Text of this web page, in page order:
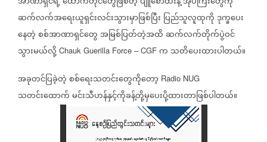
ဆက်လက်အရေးယူရှင်းလင်းသွားမှာဖြစ်ပြီး ပြည်သူလူထုကိုဒုက္ခပေး
နေတဲ့စစ်အာဏာရှင်တွေအမြစ်ပြတ်တဲ့အထိဆက်လက်တိုက်ပွဲဝင်
သွားမယ်လို့ Chauk Guerilla Force – CGF က သတိပေးထားပါတယ်။
အခုတင်ပြခဲ့တဲ့စစ်ရေးသတင်း‌တွေကိုတော့ Radio NUG
သတင်းထောက်မင်းသီဟန်နှင့်ကိုခန့်တို့မှပေးပို့ထားတာဖြစ်ပါတယ်။